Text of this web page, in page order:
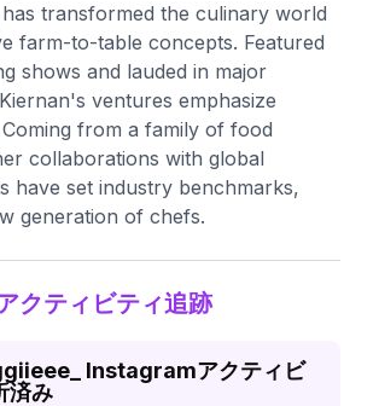
transformed the culinary world
farm-to-table concepts. Featured
shows and lauded in major
ventures emphasize
Coming from a family of food
collaborations with global
have set industry benchmarks,
generation of chefs.
クティビティ追跡
Instagramアクティビ
済み